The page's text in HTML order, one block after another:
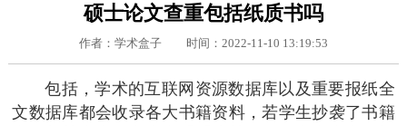
硕士论文查重包括纸质书吗
作者：学术盒子 时间：2022-11-10 13:19:53
包括，学术的互联网资源数据库以及重要报纸全
文数据库都会收录各大书籍资料，若学生抄袭了书籍